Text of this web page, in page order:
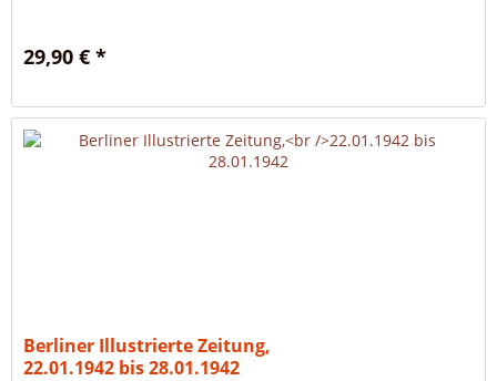
29,90 € *
Berliner Illustrierte Zeitung,
22.01.1942 bis 28.01.1942